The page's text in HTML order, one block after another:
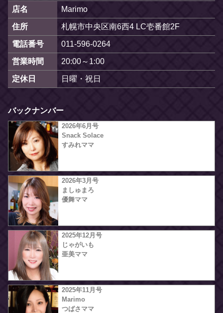
店名 Marimo
住所 札幌市中央区南6西4 LC壱番館2F
電話番号 011-596-0264
営業時間 20:00～1:00
定休日 日曜・祝日
バックナンバー
2026年6月号
Snack Solace
すみれママ
2026年3月号
ましゅまろ
優舞ママ
2025年12月号
じゃがいも
亜美ママ
2025年11月号
Marimo
つばさママ